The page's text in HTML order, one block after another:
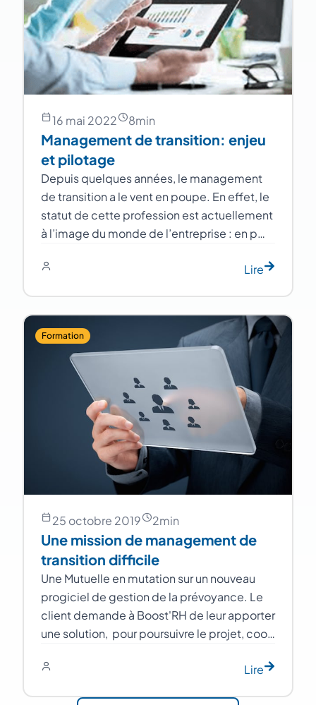
16 mai 2022 8min
Management de transition: enjeu
et pilotage
Depuis quelques années, le management
de transition a le vent en poupe. En effet, le
statut de cette profession est actuellement
à l’image du monde de l’entreprise : en p…
Lire
Formation
25 octobre 2019 2min
Une mission de management de
transition difficile
Une Mutuelle en mutation sur un nouveau
progiciel de gestion de la prévoyance. Le
client demande à Boost'RH de leur apporter
une solution, pour poursuivre le projet, coo…
Lire